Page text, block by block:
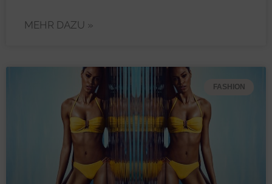
MEHR DAZU »
FASHION